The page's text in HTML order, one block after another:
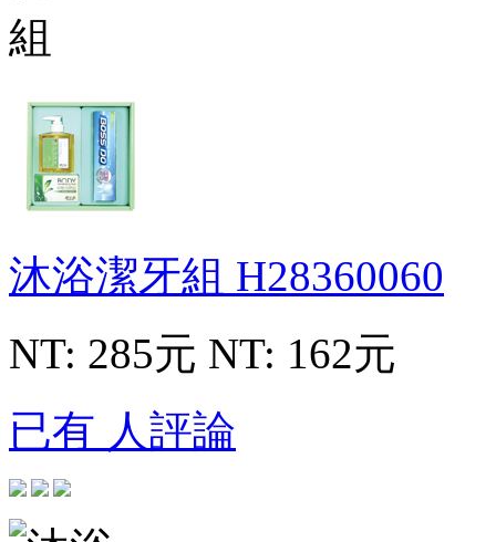
沐浴潔牙組 H28360060
NT: 285元 NT: 162元
已有 人評論